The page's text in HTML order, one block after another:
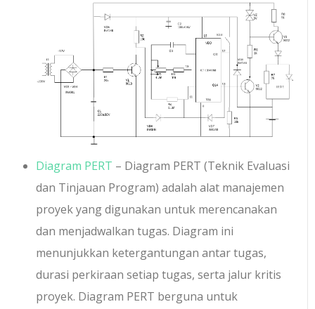
Diagram PERT – Diagram PERT (Teknik Evaluasi
dan Tinjauan Program) adalah alat manajemen
proyek yang digunakan untuk merencanakan
dan menjadwalkan tugas. Diagram ini
menunjukkan ketergantungan antar tugas,
durasi perkiraan setiap tugas, serta jalur kritis
proyek. Diagram PERT berguna untuk